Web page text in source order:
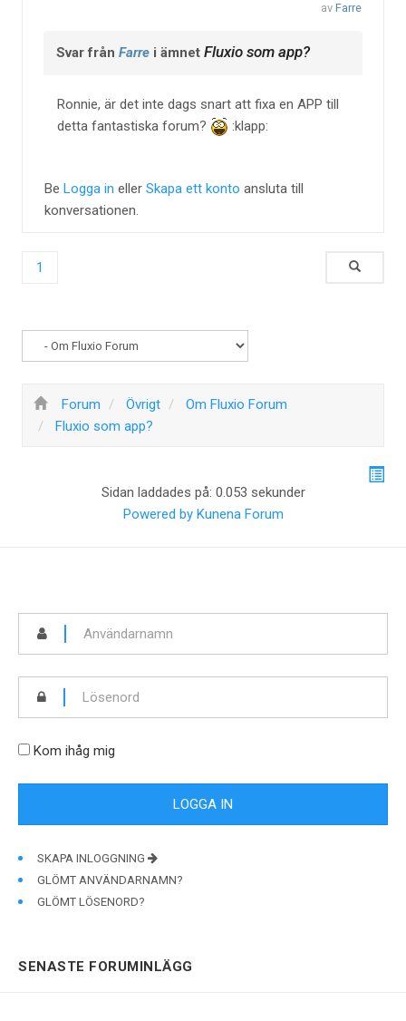
av Farre
Svar från Farre i ämnet Fluxio som app?
Ronnie, är det inte dags snart att fixa en APP till
detta fantastiska forum?
:klapp:
Be Logga in eller Skapa ett konto ansluta till
konversationen.
1
Forum Övrigt
Om Fluxio Forum
Fluxio som app?
Sidan laddades på: 0.053 sekunder
Powered by Kunena Forum
Kom ihåg mig
SKAPA INLOGGNING
GLÖMT ANVÄNDARNAMN?
GLÖMT LÖSENORD?
SENASTE FORUMINLÄGG